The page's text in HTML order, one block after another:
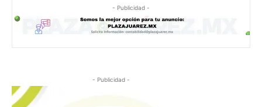
- Publicidad -
- Publicidad -